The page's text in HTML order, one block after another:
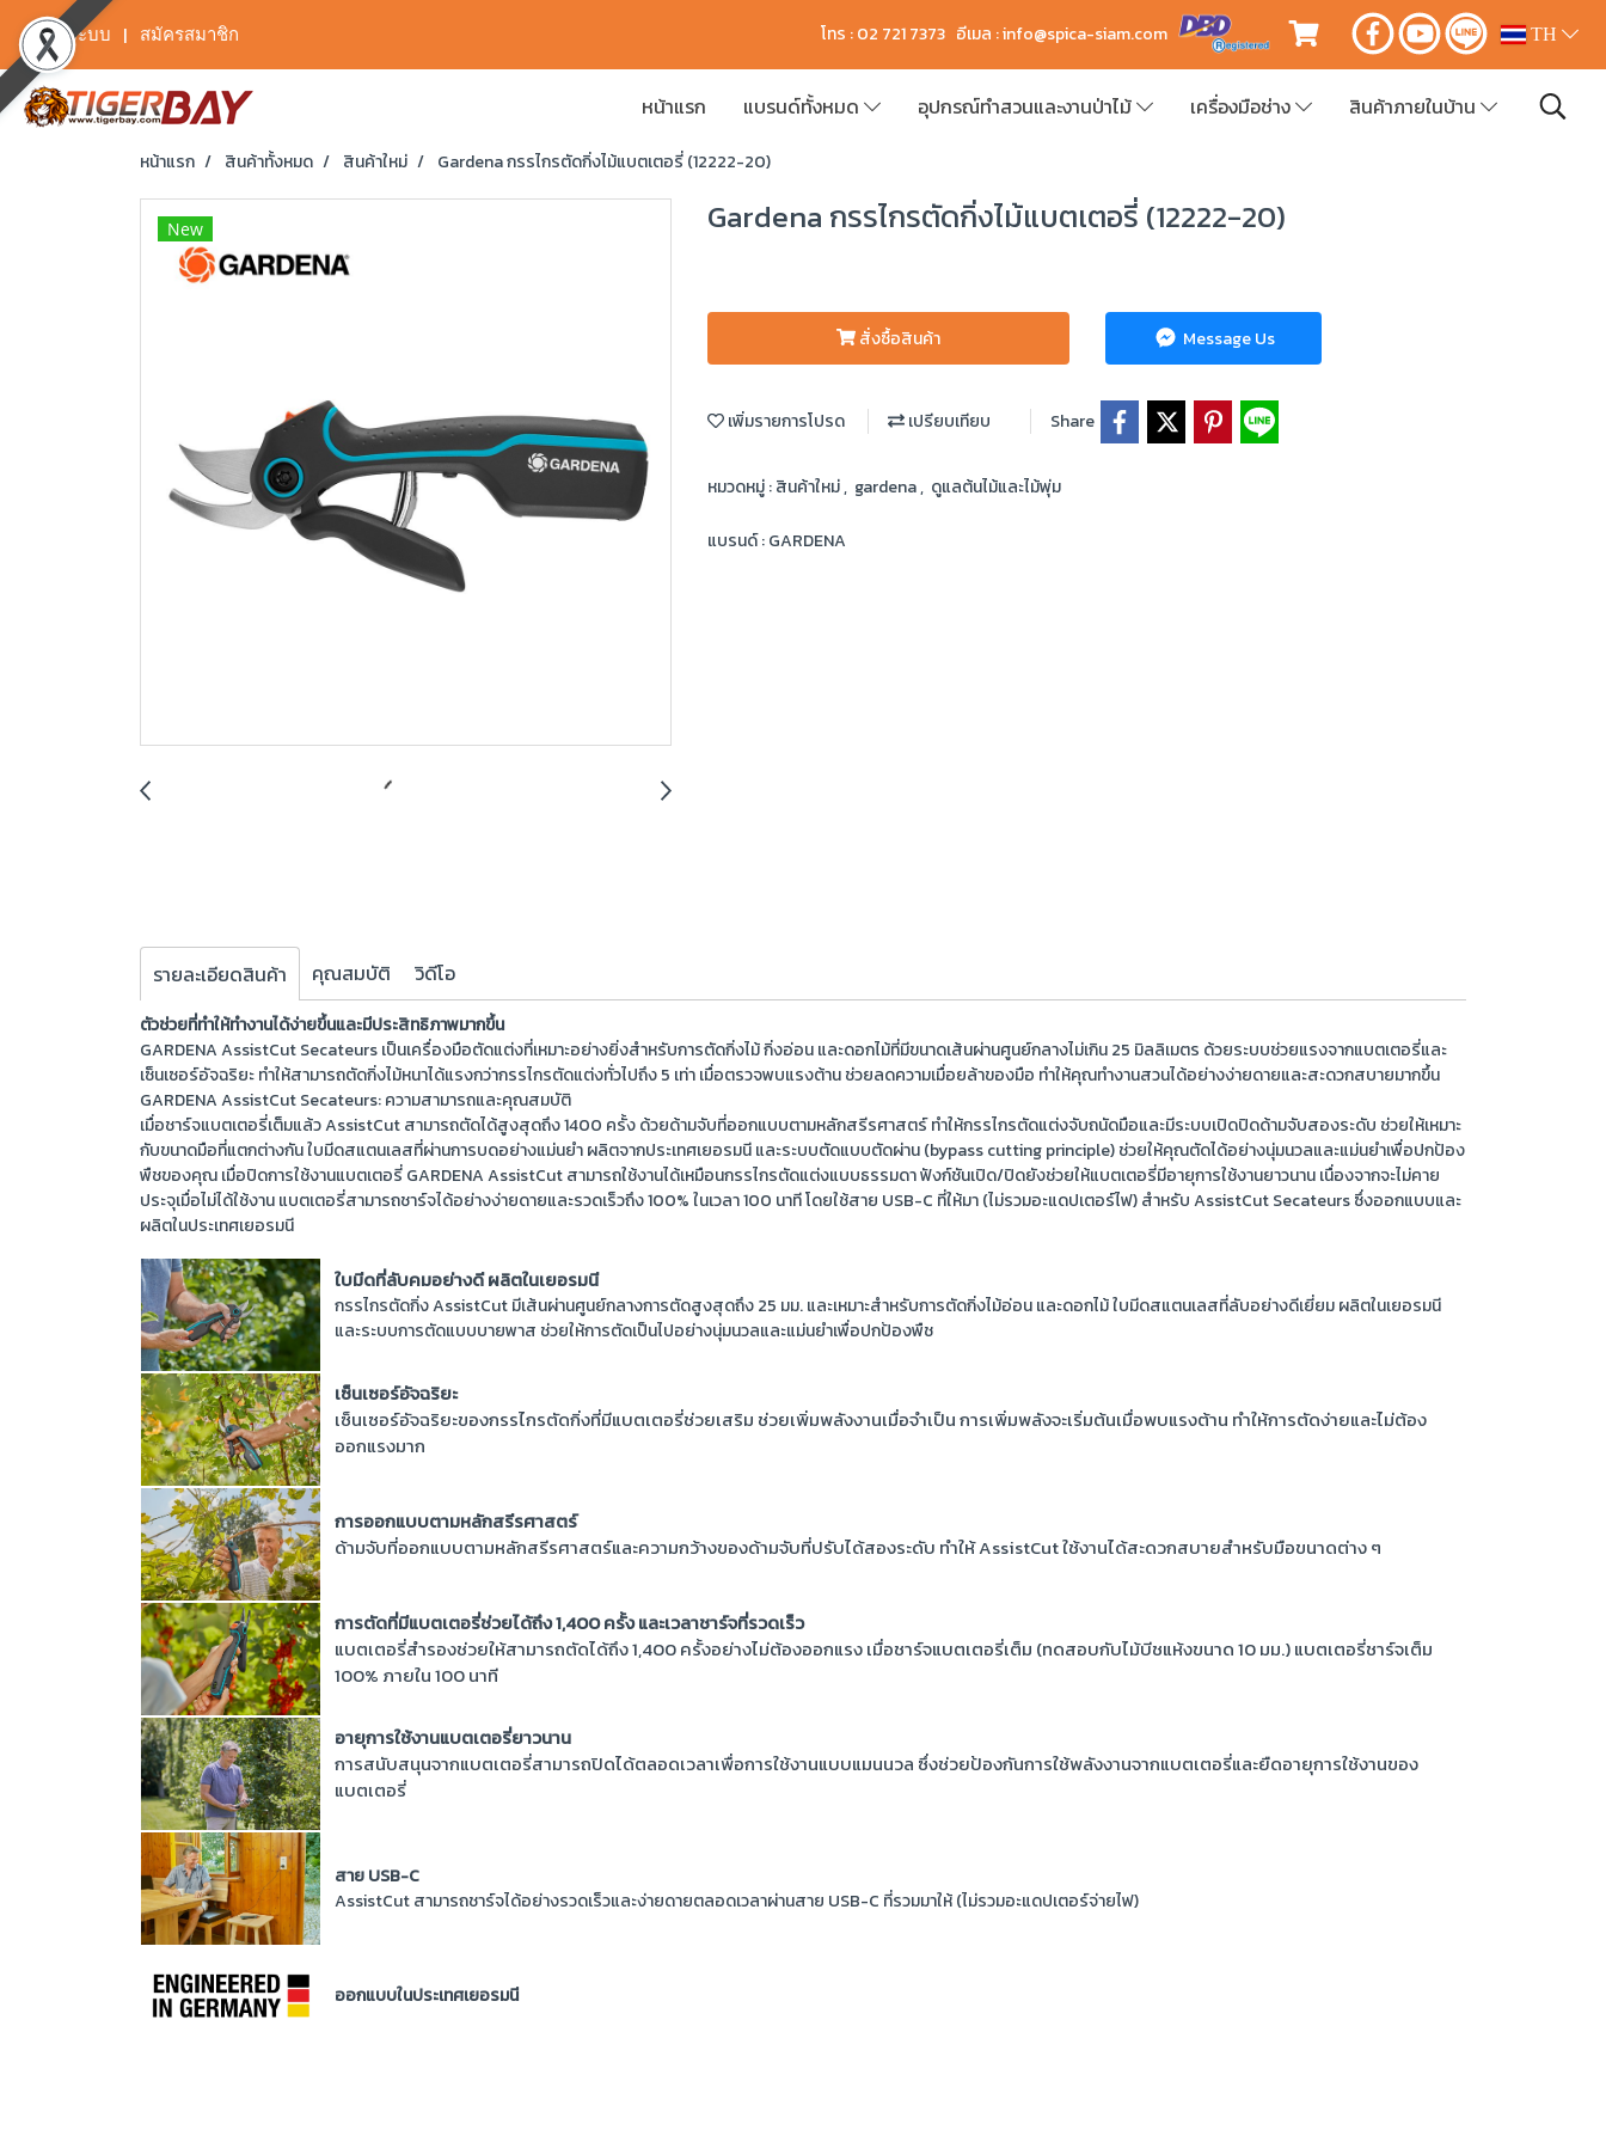
เข้าสู่ระบบ สมัครสมาชิก โทร : 02 721 7373 อีเมล :info@spica-siam.com TH
หน้าแรก แบรนด์ทั้งหมด อุปกรณ์ทำสวนและงานป่าไม้ เครื่องมือช่าง สินค้าภายในบ้าน
หน้าแรก สินค้าทั้งหมด สินค้าใหม่ Gardena กรรไกรตัดกิ่งไม้แบตเตอรี่ (12222-20)
New Gardena กรรไกรตัดกิ่งไม้แบตเตอรี่ (12222-20)
สั่งซื้อสินค้า Message Us
เพิ่มรายการโปรด เปรียบเทียบ Share
หมวดหมู่ :สินค้าใหม่, gardena, ดูแลต้นไม้และไม้พุ่ม
แบรนด์ :GARDENA
รายละเอียดสินค้า คุณสมบัติ วิดีโอ
ตัวช่วยที่ทำให้ทำงานได้ง่ายขึ้นและมีประสิทธิภาพมากขึ้น
GARDENA AssistCut Secateurs เป็นเครื่องมือตัดแต่งที่เหมาะอย่างยิ่งสำหรับการตัดกิ่งไม้ กิ่งอ่อน และดอกไม้ที่มีขนาดเส้นผ่านศูนย์กลางไม่เกิน 25 มิลลิเมตร ด้วยระบบช่วยแรงจากแบตเตอรี่และ
เซ็นเซอร์อัจฉริยะ ทำให้สามารถตัดกิ่งไม้หนาได้แรงกว่ากรรไกรตัดแต่งทั่วไปถึง 5 เท่า เมื่อตรวจพบแรงต้าน ช่วยลดความเมื่อยล้าของมือ ทำให้คุณทำงานสวนได้อย่างง่ายดายและสะดวกสบายมากขึ้น
GARDENA AssistCut Secateurs: ความสามารถและคุณสมบัติ
เมื่อชาร์จแบตเตอรี่เต็มแล้ว AssistCut สามารถตัดได้สูงสุดถึง 1400 ครั้ง ด้วยด้ามจับที่ออกแบบตามหลักสรีรศาสตร์ ทำให้กรรไกรตัดแต่งจับถนัดมือและมีระบบเปิดปิดด้ามจับสองระดับ ช่วยให้เหมาะ
กับขนาดมือที่แตกต่างกัน ใบมีดสแตนเลสที่ผ่านการบดอย่างแม่นยำ ผลิตจากประเทศเยอรมนี และระบบตัดแบบตัดผ่าน (bypass cutting principle) ช่วยให้คุณตัดได้อย่างนุ่มนวลและแม่นยำเพื่อปกป้อง
พืชของคุณ เมื่อปิดการใช้งานแบตเตอรี่ GARDENA AssistCut สามารถใช้งานได้เหมือนกรรไกรตัดแต่งแบบธรรมดา ฟังก์ชันเปิด/ปิดยังช่วยให้แบตเตอรี่มีอายุการใช้งานยาวนาน เนื่องจากจะไม่คาย
ประจุเมื่อไม่ได้ใช้งาน แบตเตอรี่สามารถชาร์จได้อย่างง่ายดายและรวดเร็วถึง 100% ในเวลา 100 นาที โดยใช้สาย USB-C ที่ให้มา (ไม่รวมอะแดปเตอร์ไฟ) สำหรับ AssistCut Secateurs ซึ่งออกแบบและ
ผลิตในประเทศเยอรมนี
ใบมีดที่ลับคมอย่างดี ผลิตในเยอรมนี
กรรไกรตัดกิ่ง AssistCut มีเส้นผ่านศูนย์กลางการตัดสูงสุดถึง 25 มม. และเหมาะสำหรับการตัดกิ่งไม้อ่อน และดอกไม้ ใบมีดสแตนเลสที่ลับอย่างดีเยี่ยม ผลิตในเยอรมนี
และระบบการตัดแบบบายพาส ช่วยให้การตัดเป็นไปอย่างนุ่มนวลและแม่นยำเพื่อปกป้องพืช
เซ็นเซอร์อัจฉริยะ
เซ็นเซอร์อัจฉริยะของกรรไกรตัดกิ่งที่มีแบตเตอรี่ช่วยเสริม ช่วยเพิ่มพลังงานเมื่อจำเป็น การเพิ่มพลังจะเริ่มต้นเมื่อพบแรงต้าน ทำให้การตัดง่ายและไม่ต้อง
ออกแรงมาก
การออกแบบตามหลักสรีรศาสตร์
ด้ามจับที่ออกแบบตามหลักสรีรศาสตร์และความกว้างของด้ามจับที่ปรับได้สองระดับ ทำให้ AssistCut ใช้งานได้สะดวกสบายสำหรับมือขนาดต่าง ๆ
การตัดที่มีแบตเตอรี่ช่วยได้ถึง 1,400 ครั้ง และเวลาชาร์จที่รวดเร็ว
แบตเตอรี่สำรองช่วยให้สามารถตัดได้ถึง 1,400 ครั้งอย่างไม่ต้องออกแรง เมื่อชาร์จแบตเตอรี่เต็ม (ทดสอบกับไม้บีชแห้งขนาด 10 มม.) แบตเตอรี่ชาร์จเต็ม
100% ภายใน 100 นาที
อายุการใช้งานแบตเตอรี่ยาวนาน
การสนับสนุนจากแบตเตอรี่สามารถปิดได้ตลอดเวลาเพื่อการใช้งานแบบแมนนวล ซึ่งช่วยป้องกันการใช้พลังงานจากแบตเตอรี่และยืดอายุการใช้งานของ
แบตเตอรี่
สาย USB-C
AssistCut สามารถชาร์จได้อย่างรวดเร็วและง่ายดายตลอดเวลาผ่านสาย USB-C ที่รวมมาให้ (ไม่รวมอะแดปเตอร์จ่ายไฟ)
ออกแบบในประเทศเยอรมนี